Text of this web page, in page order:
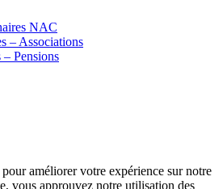
NAC
– Associations
– Pensions
améliorer votre expérience sur notre
vous approuvez notre utilisation des